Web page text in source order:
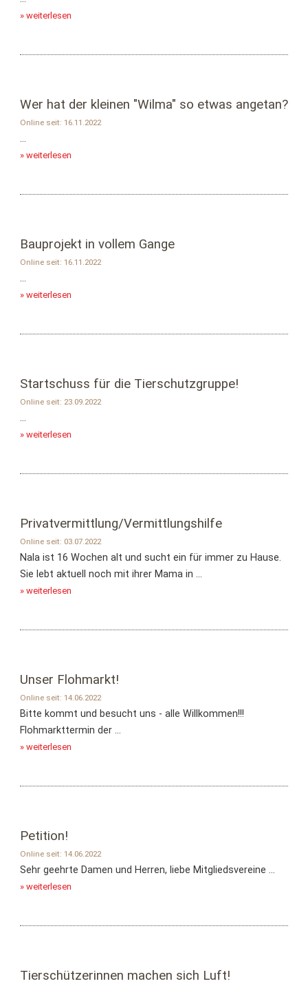
» weiterlesen
Wer hat der kleinen "Wilma" so etwas angetan?
Online seit: 16.11.2022
...
» weiterlesen
Bauprojekt in vollem Gange
Online seit: 16.11.2022
...
» weiterlesen
Startschuss für die Tierschutzgruppe!
Online seit: 23.09.2022
...
» weiterlesen
Privatvermittlung/Vermittlungshilfe
Online seit: 03.07.2022
Nala ist 16 Wochen alt und sucht ein für immer zu Hause.
Sie lebt aktuell noch mit ihrer Mama in ...
» weiterlesen
Unser Flohmarkt!
Online seit: 14.06.2022
Bitte kommt und besucht uns - alle Willkommen!!!
Flohmarkttermin der ...
» weiterlesen
Petition!
Online seit: 14.06.2022
Sehr geehrte Damen und Herren, liebe Mitgliedsvereine ...
» weiterlesen
Tierschützerinnen machen sich Luft!